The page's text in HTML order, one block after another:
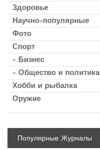
Здоровье
Научно-популярные
Фото
Спорт
- Бизнес
- Общество и политика
Хобби и рыбалка
Оружие
Популярные Журналы